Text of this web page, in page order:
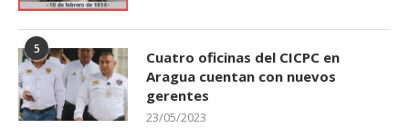
5
Cuatro oficinas del CICPC en
Aragua cuentan con nuevos
gerentes
23/05/2023